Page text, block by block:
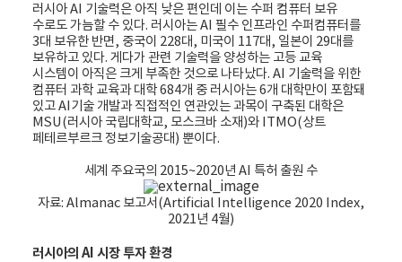
러시아 AI 기술력은 아직 낮은 편인데 이는 수퍼 컴퓨터 보유
수로도 가늠할 수 있다. 러시아는 AI 필수 인프라인 수퍼컴퓨터를
3대 보유한 반면, 중국이 228대, 미국이 117대, 일본이 29대를
보유하고 있다. 게다가 관련 기술력을 양성하는 고등 교육
시스템이 아직은 크게 부족한 것으로 나타났다. AI 기술력을 위한
컴퓨터 과학 교육과 대학 684개 중 러시아는 6개 대학만이 포함돼
있고 AI기술 개발과 직접적인 연관있는 과목이 구축된 대학은
MSU(러시아 국립대학교, 모스크바 소재)와 ITMO(상트
페테르부르크 정보기술공대) 뿐이다.
세계 주요국의 2015~2020년 AI 특허 출원 수
자료: Almanac 보고서(Artificial Intelligence 2020 Index,
2021년 4월)
러시아의 AI 시장 투자 환경